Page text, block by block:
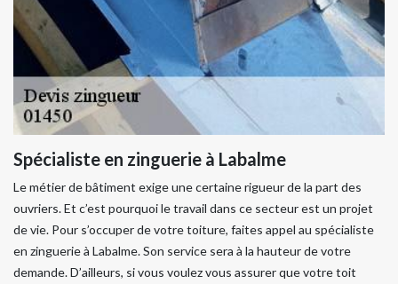
Spécialiste en zinguerie à Labalme
Le métier de bâtiment exige une certaine rigueur de la part des
ouvriers. Et c’est pourquoi le travail dans ce secteur est un projet
de vie. Pour s’occuper de votre toiture, faites appel au spécialiste
en zinguerie à Labalme. Son service sera à la hauteur de votre
demande. D’ailleurs, si vous voulez vous assurer que votre toit